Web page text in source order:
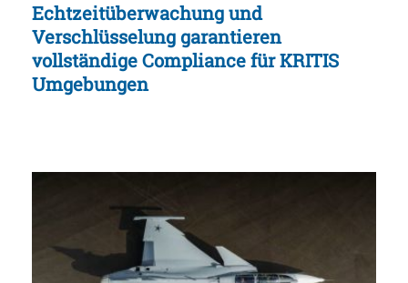
Echtzeitüberwachung und
Verschlüsselung garantieren
vollständige Compliance für KRITIS
Umgebungen